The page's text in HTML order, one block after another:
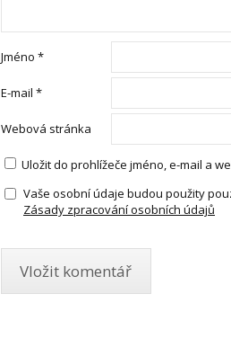
Jméno *
E-mail *
Webová stránka
Uložit do prohlížeče jméno, e-mail a
Vaše osobní údaje budou použity
Zásady zpracování osobních údajů